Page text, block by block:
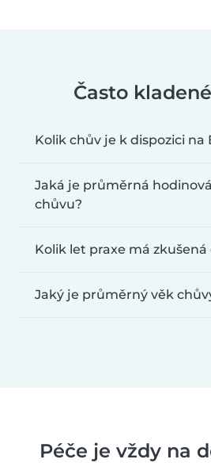
Často
Kolik chův je k dispozici na
Jaká je průměrná
chůvu?
Kolik let praxe má zkušená
Jaký je průměrný věk
Péče je vždy na